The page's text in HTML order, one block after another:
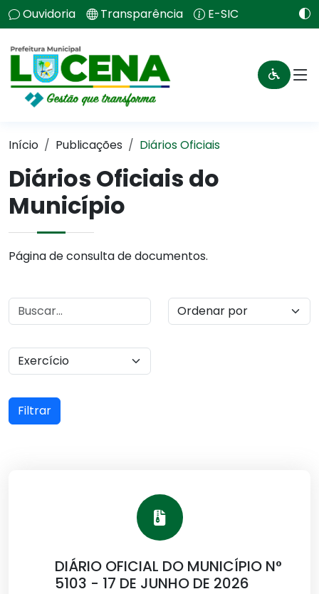
Ouvidoria Transparência E-SIC
Início Publicações Diários Oficiais
Diários Oficiais do
Município
Página de consulta de documentos.
Filtrar
DIÁRIO OFICIAL DO MUNICÍPIO N°
5103 - 17 DE JUNHO DE 2026